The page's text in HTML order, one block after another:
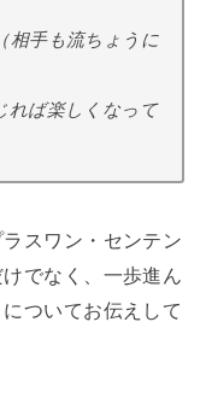
相手も流ちょうに
れば楽しくなって
スワン・センテン
でなく、一歩進ん
ついてお伝えして